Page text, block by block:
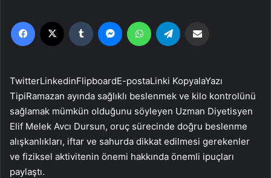
Facebook Tumblr MessengerWhatsApp
TwitterLinkedinFlipboardE-postaLinki KopyalaYazı
TipiRamazan ayında sağlıklı beslenmek ve kilo kontrolünü
sağlamak mümkün olduğunu söyleyen Uzman Diyetisyen
Elif Melek Avcı Dursun, oruç sürecinde doğru beslenme
alışkanlıkları, iftar ve sahurda dikkat edilmesi gerekenler
ve fiziksel aktivitenin önemi hakkında önemli ipuçları
paylaştı.